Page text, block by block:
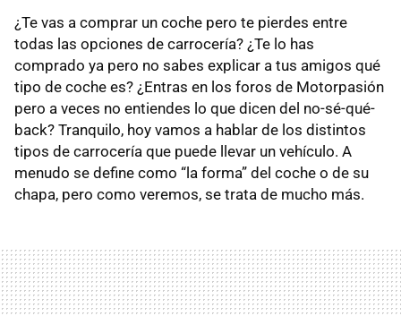
¿Te vas a comprar un coche pero te pierdes entre
todas las opciones de carrocería? ¿Te lo has
comprado ya pero no sabes explicar a tus amigos qué
tipo de coche es? ¿Entras en los foros de Motorpasión
pero a veces no entiendes lo que dicen del no-sé-qué-
back? Tranquilo, hoy vamos a hablar de los distintos
tipos de carrocería que puede llevar un vehículo. A
menudo se define como “la forma” del coche o de su
chapa, pero como veremos, se trata de mucho más.